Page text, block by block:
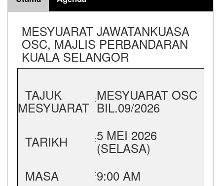
MESYUARAT JAWATANKUASA
OSC, MAJLIS PERBANDARAN
KUALA SELANGOR
TAJUK
MESYUARAT :MESYUARAT OSC
BIL.09/2026
TARIKH
:5 MEI 2026
(SELASA)
MASA
:9:00 AM